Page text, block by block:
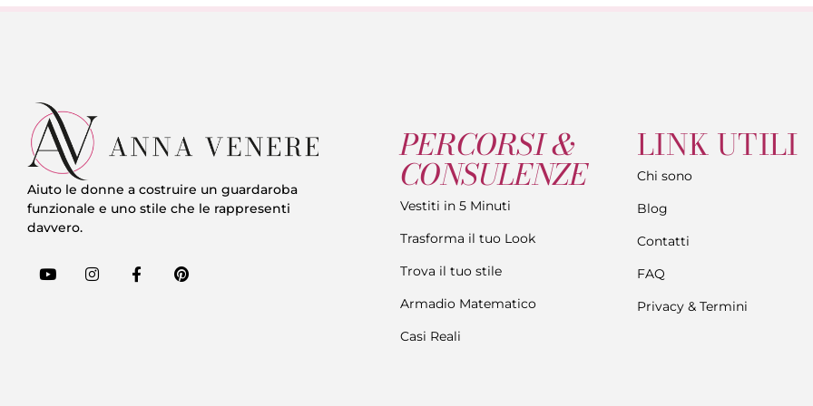
Aiuto le donne a costruire un guardaroba
funzionale e uno stile che le rappresenti
davvero.
PERCORSI &
CONSULENZE
Vestiti in 5 Minuti
Trasforma il tuo Look
Trova il tuo stile
Armadio Matematico
Casi Reali
LINK UTILI
Chi sono
Blog
Contatti
FAQ
Privacy & Termini